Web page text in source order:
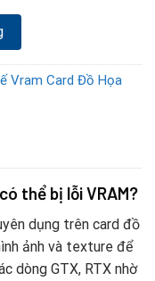
Vram Card Đồ Họa
thể bị lỗi VRAM?
dụng trên card đồ
ảnh và texture để
dòng GTX, RTX nhờ